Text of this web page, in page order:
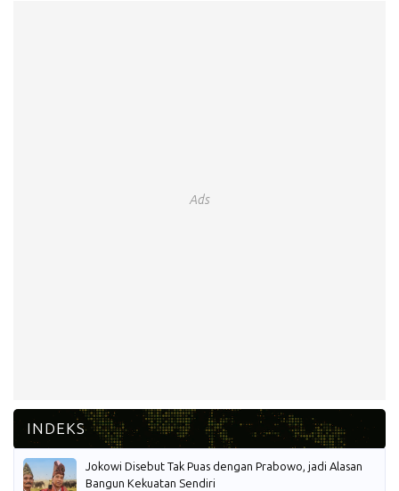
Ads
Jokowi Disebut Tak Puas dengan Prabowo, jadi Alasan
Bangun Kekuatan Sendiri